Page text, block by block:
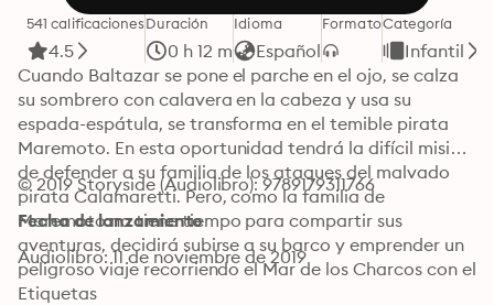
541 calificaciones
4.5
Duración
0 h 12 m
Idioma
Español
FormatoCategoría
Infantil
Cuando Baltazar se pone el parche en el ojo, se calza
su sombrero con calavera en la cabeza y usa su
espada-espátula, se transforma en el temible pirata
Maremoto. En esta oportunidad tendrá la difícil misión
de defender a su familia de los ataques del malvado
pirata Calamaretti. Pero, como la familia de
Maremoto no tiene tiempo para compartir sus
aventuras, decidirá subirse a su barco y emprender un
peligroso viaje recorriendo el Mar de los Charcos con el
objetivo de descifrar un misterioso mapa y hallar el
© 2019 Storyside (Audiolibro): 9789179311766
Fecha de lanzamiento
Audiolibro: 11 de noviembre de 2019
Etiquetas